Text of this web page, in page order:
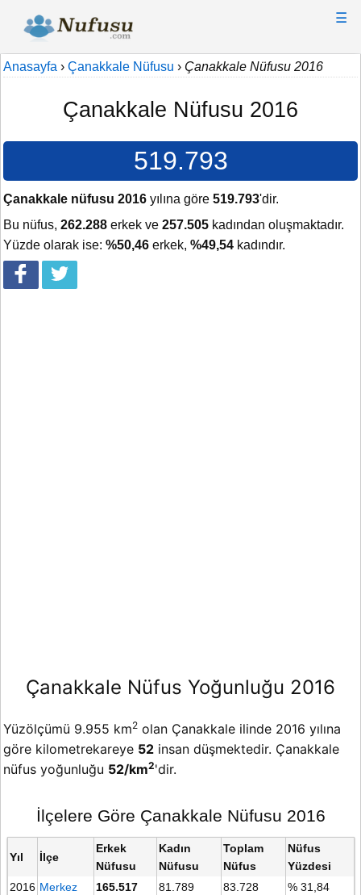
☰
Anasayfa › Çanakkale Nüfusu › Çanakkale Nüfusu 2016
Çanakkale Nüfusu 2016
519.793
Çanakkale nüfusu 2016 yılına göre 519.793'dir.
Bu nüfus, 262.288 erkek ve 257.505 kadından oluşmaktadır.
Yüzde olarak ise: %50,46 erkek, %49,54 kadındır.
Çanakkale Nüfus Yoğunluğu 2016
Yüzölçümü 9.955 km2 olan Çanakkale ilinde 2016 yılına
göre kilometrekareye 52 insan düşmektedir. Çanakkale
nüfus yoğunluğu 52/km2'dir.
İlçelere Göre Çanakkale Nüfusu 2016
Yıl İlçe
Erkek
Nüfusu
Kadın
Nüfusu
Toplam
Nüfus
Nüfus
Yüzdesi
2016 Merkez 165.517 81.789 83.728
% 31,84